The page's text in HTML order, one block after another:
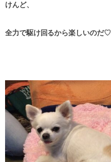
けんど、
全力で駆け回るから楽しいのだ♡